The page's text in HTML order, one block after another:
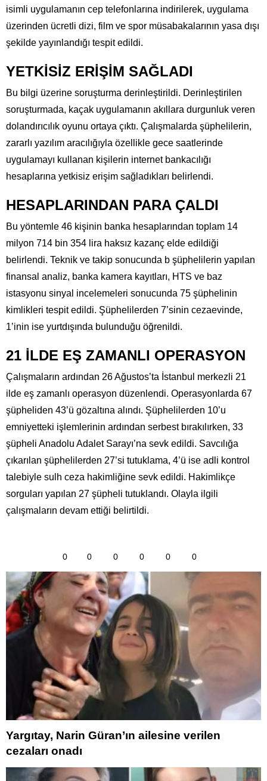
isimli uygulamanın cep telefonlarına indirilerek, uygulama
üzerinden ücretli dizi, film ve spor müsabakalarının yasa dışı
şekilde yayınlandığı tespit edildi.
YETKİSİZ ERİŞİM SAĞLADI
Bu bilgi üzerine soruşturma derinleştirildi. Derinleştirilen
soruşturmada, kaçak uygulamanın akıllara durgunluk veren
dolandırıcılık oyunu ortaya çıktı. Çalışmalarda şüphelilerin,
zararlı yazılım aracılığıyla özellikle gece saatlerinde
uygulamayı kullanan kişilerin internet bankacılığı
hesaplarına yetkisiz erişim sağladıkları belirlendi.
HESAPLARINDAN PARA ÇALDI
Bu yöntemle 46 kişinin banka hesaplarından toplam 14
milyon 714 bin 354 lira haksız kazanç elde edildiği
belirlendi. Teknik ve takip sonucunda b şüphelilerin yapılan
finansal analiz, banka kamera kayıtları, HTS ve baz
istasyonu sinyal incelemeleri sonucunda 75 şüphelinin
kimlikleri tespit edildi. Şüphelilerden 7’sinin cezaevinde,
1’inin ise yurtdışında bulunduğu öğrenildi.
21 İLDE EŞ ZAMANLI OPERASYON
Çalışmaların ardından 26 Ağustos’ta İstanbul merkezli 21
ilde eş zamanlı operasyon düzenlendi. Operasyonlarda 67
şüpheliden 43’ü gözaltına alındı. Şüphelilerden 10’u
emniyetteki işlemlerinin ardından serbest bırakılırken, 33
şüpheli Anadolu Adalet Sarayı’na sevk edildi. Savcılığa
çıkarılan şüphelilerden 27’si tutuklama, 4’ü ise adli kontrol
talebiyle sulh ceza hakimliğine sevk edildi. Hakimlikçe
sorguları yapılan 27 şüpheli tutuklandı. Olayla ilgili
çalışmaların devam ettiği belirtildi.
0 0 0 0 0 0
Yargıtay, Narin Güran’ın ailesine verilen
cezaları onadı